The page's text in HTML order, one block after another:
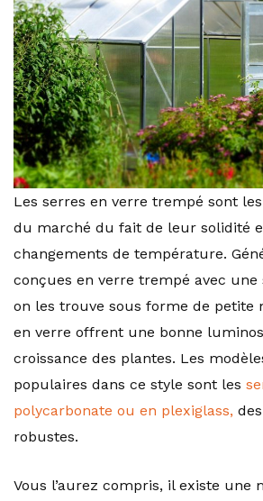
Les serres en verre trempé sont
du marché du fait de leur solidité
changements de température.
conçues en verre trempé avec
on les trouve sous forme de petite
en verre offrent une bonne
croissance des plantes. Les
populaires dans ce style sont les
polycarbonate ou en plexiglass,
robustes.
Vous l’aurez compris, il existe une